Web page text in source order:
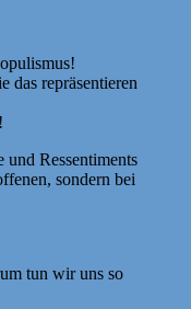
das repräsentieren
Ressentiments
sondern bei
tun wir uns so